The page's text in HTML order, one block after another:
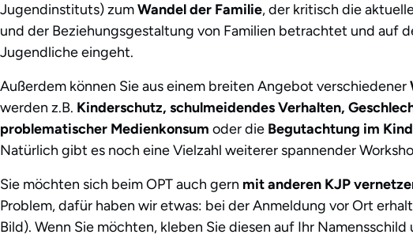
Jugendinstituts) zumWandel der Familie, der kritisch die
und der Beziehungsgestaltung von Familien betrachtet und auf
Jugendliche eingeht.
Außerdem können Sie aus einem breiten Angebot verschiedener
werden z.B. Kinderschutz, schulmeidendes Verhalten,
problematischer Medienkonsum oder die Begutachtung im
Natürlich gibt es noch eine Vielzahl weiterer spannender
Sie möchten sich beim OPT auch gern mit anderen KJP
Problem, dafür haben wir etwas: bei der Anmeldung vor Ort
Bild). Wenn Sie möchten, kleben Sie diesen auf Ihr Namensschild